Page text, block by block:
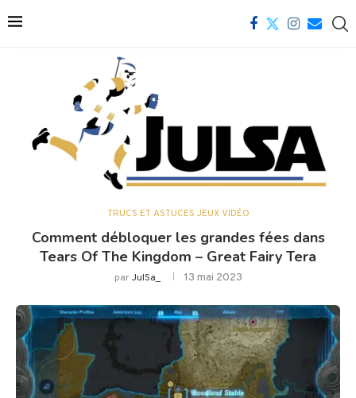
TRUCS ET ASTUCES JEUX VIDÉO
Comment débloquer les grandes fées dans
Tears Of The Kingdom – Great Fairy Tera
parJulSa_ 13 mai 2023